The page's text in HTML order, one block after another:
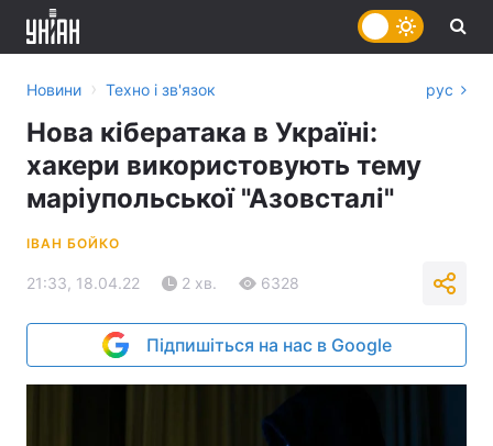
Новини › Техно і зв'язок рус
Нова кібератака в Україні:
хакери використовують тему
маріупольської "Азовсталі"
ІВАН БОЙКО
21:33, 18.04.22 2 хв. 6328
Підпишіться на нас в Google